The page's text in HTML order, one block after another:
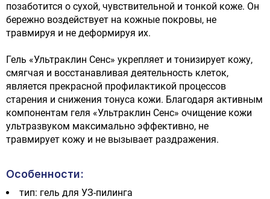
позаботится о сухой, чувствительной и тонкой коже. Он
бережно воздействует на кожные покровы, не
травмируя и не деформируя их.
Гель «Ультраклин Сенс» укрепляет и тонизирует кожу,
смягчая и восстанавливая деятельность клеток,
является прекрасной профилактикой процессов
старения и снижения тонуса кожи. Благодаря активным
компонентам геля «Ультраклин Сенс» очищение кожи
ультразвуком максимально эффективно, не
травмирует кожу и не вызывает раздражения.
Особенности:
тип: гель для УЗ-пилинга